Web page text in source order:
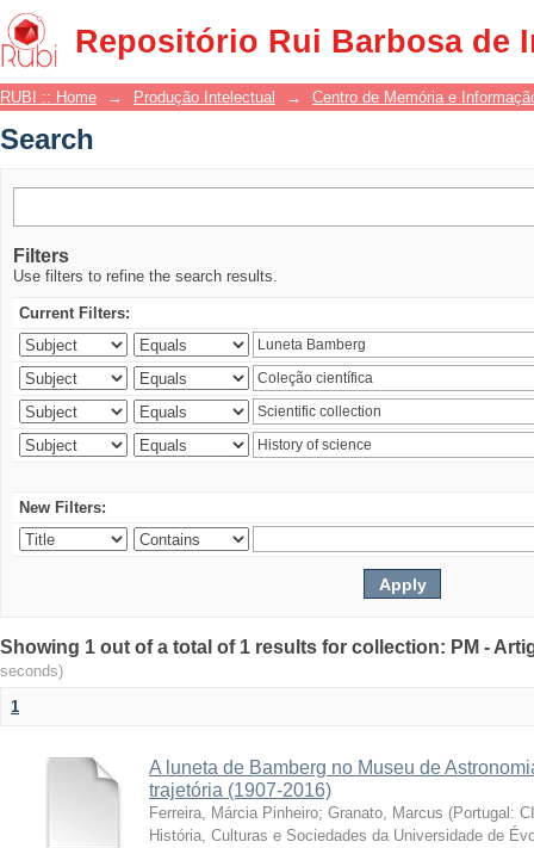
Repositório Rui Barbosa de
Search
RUBI :: Home → Produção Intelectual → Centro de Memória e
Search
Filters
Use filters to refine the search results.
Current Filters:
New Filters:
Showing 1 out of a total of 1 results for collection: PM -
seconds)
1
A luneta de Bamberg no Museu de
trajetória (1907-2016)
Ferreira, Márcia Pinheiro; Granato, Marcus (Portugal:
História, Culturas e Sociedades da Universidade de